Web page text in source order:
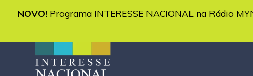
NOVO! Programa INTERESSE NACIONAL na Rádio